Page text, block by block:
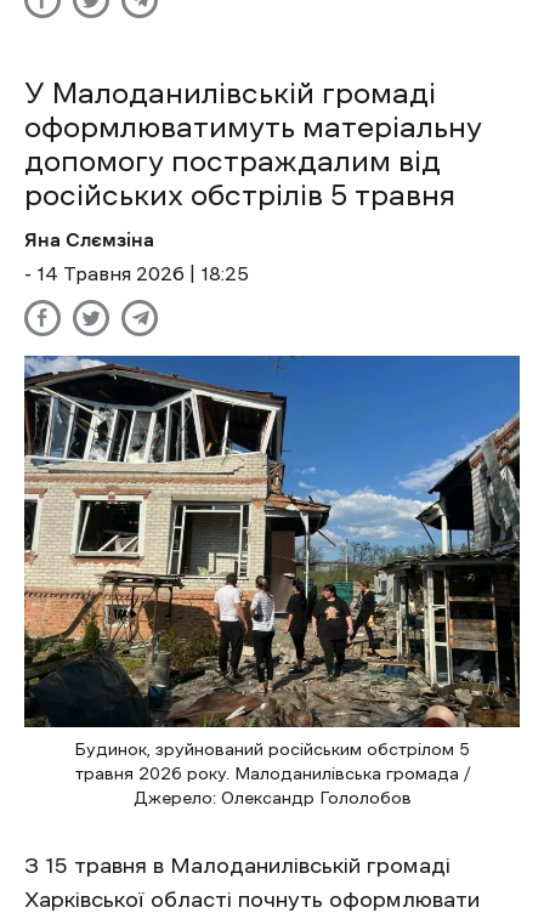
У Малоданилівській громаді
оформлюватимуть матеріальну
допомогу постраждалим від
російських обстрілів 5 травня
Яна Слємзіна
- 14 Травня 2026 | 18:25
Будинок, зруйнований російським обстрілом 5
травня 2026 року. Малоданилівська громада /
Джерело: Олександр Гололобов
З 15 травня в Малоданилівській громаді
Харківської області почнуть оформлювати